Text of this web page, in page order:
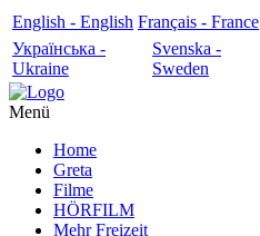
English - English Français - France
Українська -
Ukraine
Svenska -
Sweden
Menü
Home
Greta
Filme
HÖRFILM
Mehr Freizeit